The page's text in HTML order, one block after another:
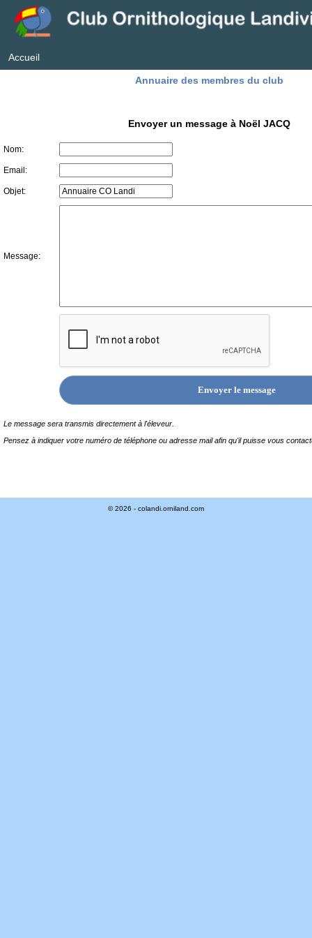
Accueil
Annuaire des membres du club
Envoyer un message à Noël JACQ
Nom:
Email:
Objet:
Message:
Le message sera transmis directement à l'éleveur.
Pensez à indiquer votre numéro de téléphone ou adresse mail afin qu'il puisse vous
© 2026 - colandi.orniland.com